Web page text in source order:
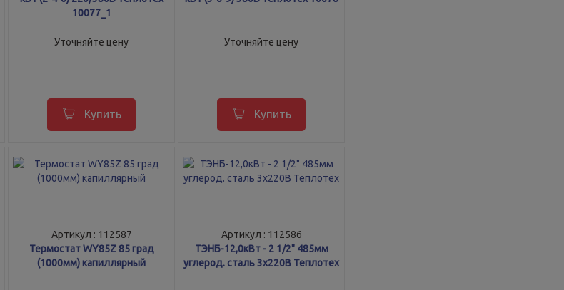
10077_1
Уточняйте цену
Купить
Уточняйте цену
Купить
Артикул : 112587
Термостат WY85Z 85 град
(1000мм) капиллярный
Артикул : 112586
ТЭНБ-12,0кВт - 2 1/2" 485мм
углерод. сталь 3х220В Теплотех